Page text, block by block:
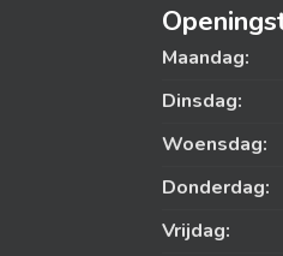
Maandag:
Dinsdag:
Woensdag:
Donderdag:
Vrijdag: